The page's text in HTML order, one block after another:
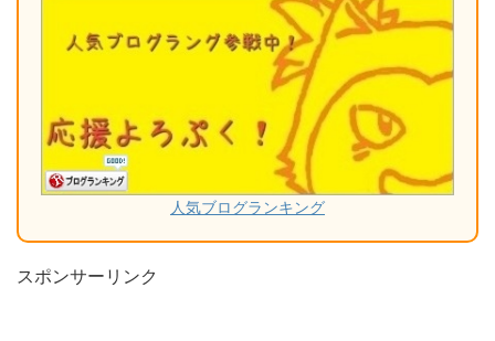
人気ブログランキング
スポンサーリンク